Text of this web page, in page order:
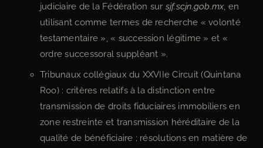
judiciaire de la Fédération sur sjf.scjn.gob.mx, en
utilisant comme termes de recherche « volonté
testamentaire », « succession légitime » et «
ordre successoral suppléant ».
Tribunaux collégiaux du XXVIIe Circuit (Quintana
Roo) : critères relatifs à la distinction entre
transmission de droits fiduciaires immobiliers en
zone restreinte et transmission héréditaire de la
qualité de bénéficiaire ; résolutions en matière de